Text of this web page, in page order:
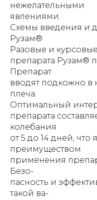
нежелательными
явлениями.
Схемы введения и
Рузам®
Разовые и
препарата Рузам®
Препарат
вводят подкожно в
плеча.
Оптимальный
препарата
колебания
от 5 до 14 дней, что
преимуществом
применения
Безо-
пасность и
такой ва-